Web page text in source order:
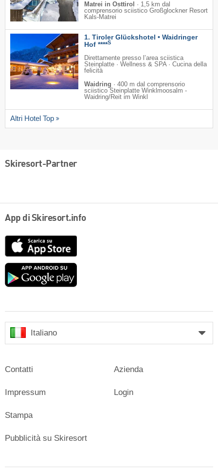
Matrei in Osttirol
· 1,5 km dal
comprensorio sciistico Großglockner Resort
Kals-Matrei
1. Tiroler Glückshotel • Waidringer
Hof ****S
Direttamente presso l’area sciistica
Steinplatte · Wellness & SPA · Cucina della
felicità
Waidring · 400 m dal comprensorio
sciistico Steinplatte Winklmoosalm -
Waidring/​Reit im Winkl
Altri Hotel Top
Skiresort-Partner
App di Skiresort.info
Google
Italiano
Contatti
Impressum
Stampa
Azienda
Login
Pubblicità su Skiresort